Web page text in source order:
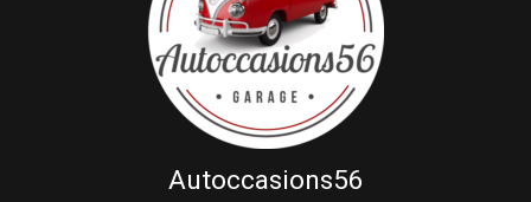
Autoccasions56